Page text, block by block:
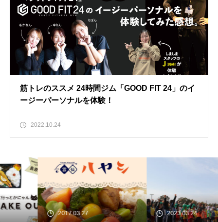
筋トレのススメ 24時間ジム「GOOD FIT 24」のイ
ージーパーソナルを体験！
2022.10.24
2017.03.27 2023.03.24